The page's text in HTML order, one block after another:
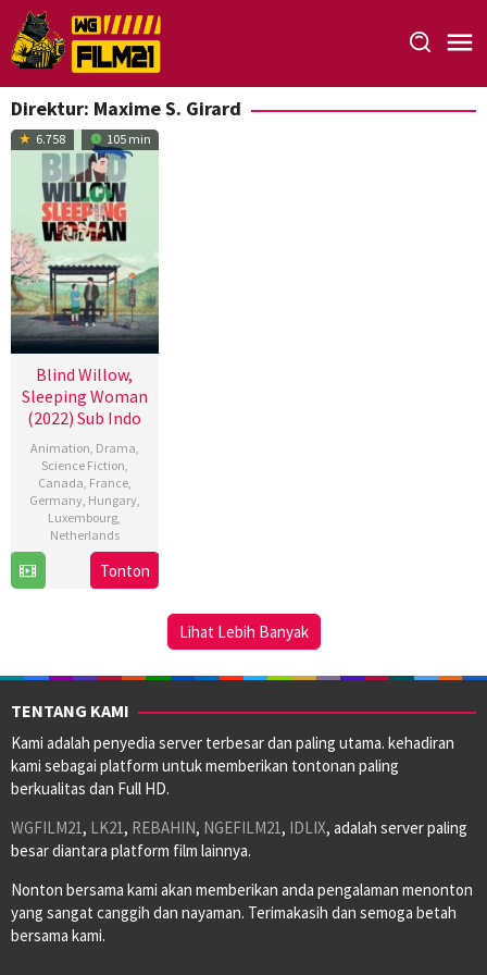
Loncat
ke
konten
Direktur: Maxime S. Girard
6.758 105 min
Blind Willow,
Sleeping Woman
(2022) Sub Indo
Animation Drama
Science Fiction
Canada France,
Germany, Hungary,
Luxembourg
Netherlands
Feb
Maxime
S.
Tonton
Lihat Lebih Banyak
TENTANG KAMI
Kami adalah penyedia server terbesar dan paling utama. kehadiran
kami sebagai platform untuk memberikan tontonan paling
berkualitas dan Full HD.
WGFILM21, LK21, REBAHIN, NGEFILM21, IDLIX, adalah server paling
besar diantara platform film lainnya.
Nonton bersama kami akan memberikan anda pengalaman menonton
yang sangat canggih dan nayaman. Terimakasih dan semoga betah
bersama kami.